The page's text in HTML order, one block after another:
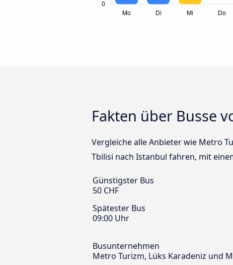
Fakten über Busse
Vergleiche alle Anbieter wie Metro
Tbilisi nach Istanbul fahren, mit
Günstigster Bus
50 CHF
Spätester Bus
09:00 Uhr
Busunternehmen
Metro Turizm, Lüks Karadeniz und